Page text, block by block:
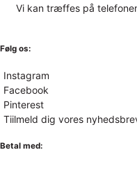
Vi kan træffes på
Følg os:
Instagram
Facebook
Pinterest
Tiilmeld dig vores
Betal med: